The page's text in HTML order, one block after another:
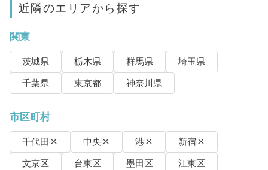
近隣のエリアから探す
関東
茨城県 栃木県 群馬県
埼玉県
千葉県
東京都 神奈川県
市区町村
千代田区 中央区 港区
新宿区
文京区
台東区 墨田区
江東区